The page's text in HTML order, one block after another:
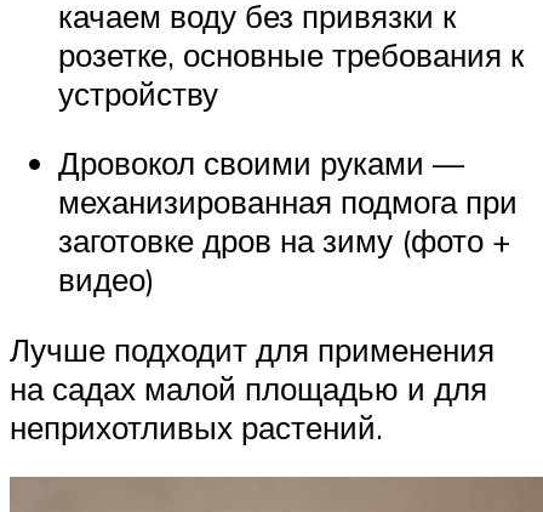
качаем воду без привязки к
розетке, основные требования к
устройству
Дровокол своими руками —
механизированная подмога при
заготовке дров на зиму (фото +
видео)
Лучше подходит для применения
на садах малой площадью и для
неприхотливых растений.